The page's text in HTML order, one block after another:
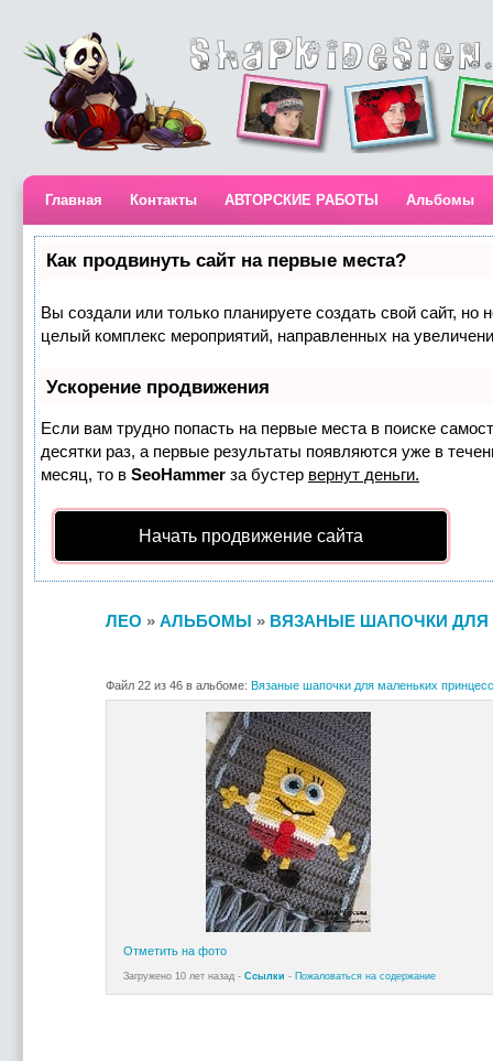
Главная Контакты АВТОРСКИЕ РАБОТЫ Альбомы
Как продвинуть сайт на первые места?
Вы создали или только планируете создать свой сайт, но
целый комплекс мероприятий, направленных на
Ускорение продвижения
Если вам трудно попасть на первые места в поиске
десятки раз, а первые результаты появляются уже в
месяц, то в SeoHammer за бустер вернут деньги.
Начать продвижение сайта
ЛЕО » АЛЬБОМЫ » ВЯЗАНЫЕ ШАПОЧКИ ДЛЯ
Файл 22 из 46 в альбоме: Вязаные шапочки для маленьких
Отметить на фото
Загружено 10 лет назад - Ссылки - Пожаловаться на содержание